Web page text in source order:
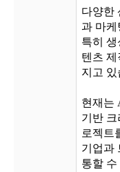
다양한
과 마케
특히
텐츠
지고 있
현재는
기반
로젝트
기업과
통할